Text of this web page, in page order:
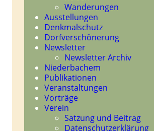
Wanderungen
Ausstellungen
Denkmalschutz
Dorfverschönerung
Newsletter
Newsletter Archiv
Niederbachem
Publikationen
Veranstaltungen
Vorträge
Verein
Satzung und Beitrag
Datenschutzerklärung